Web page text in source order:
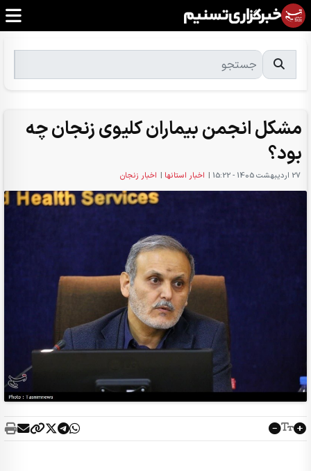
مشکل انجمن بیماران کلیوی زنجان چه
بود؟
27 ارديبهشت 1405 - 15:22 | اخبار استانها | اخبار زنجان